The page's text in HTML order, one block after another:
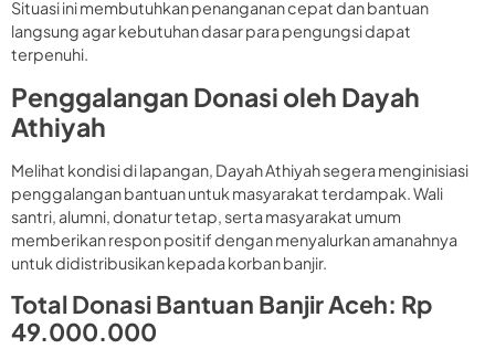
Situasi ini membutuhkan penanganan cepat dan bantuan
langsung agar kebutuhan dasar para pengungsi dapat
terpenuhi.
Penggalangan Donasi oleh Dayah
Athiyah
Melihat kondisi di lapangan, Dayah Athiyah segera menginisiasi
penggalangan bantuan untuk masyarakat terdampak. Wali
santri, alumni, donatur tetap, serta masyarakat umum
memberikan respon positif dengan menyalurkan amanahnya
untuk didistribusikan kepada korban banjir.
Total Donasi Bantuan Banjir Aceh: Rp
49.000.000